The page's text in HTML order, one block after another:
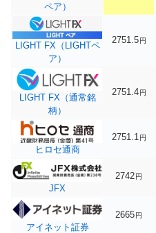
ペア）
LIGHT FX（LIGHTペ
ア）
2751.5 円
LIGHT FX（通常銘
柄）
2751.4 円
ヒロセ通商
2751.1 円
JFX
2742円
アイネット証券
2665円